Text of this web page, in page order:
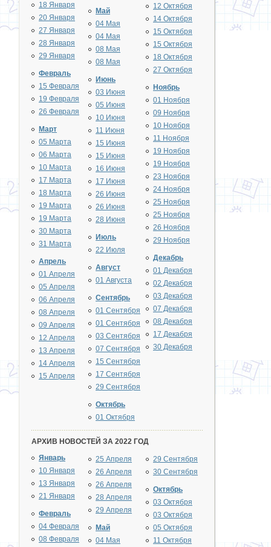
18 Января
20 Января
27 Января
28 Января
29 Января
Февраль
15 Февраля
19 Февраля
26 Февраля
Март
05 Марта
06 Марта
10 Марта
17 Марта
18 Марта
19 Марта
19 Марта
30 Марта
31 Марта
Апрель
01 Апреля
05 Апреля
06 Апреля
08 Апреля
09 Апреля
12 Апреля
13 Апреля
14 Апреля
15 Апреля
Май
04 Мая
04 Мая
08 Мая
08 Мая
Июнь
03 Июня
05 Июня
10 Июня
11 Июня
15 Июня
15 Июня
16 Июня
17 Июня
26 Июня
26 Июня
28 Июня
Июль
22 Июля
Август
01 Августа
Сентябрь
01 Сентября
01 Сентября
03 Сентября
07 Сентября
15 Сентября
17 Сентября
29 Сентября
Октябрь
01 Октября
12 Октября
14 Октября
15 Октября
15 Октября
18 Октября
27 Октября
Ноябрь
01 Ноября
09 Ноября
10 Ноября
11 Ноября
19 Ноября
19 Ноября
23 Ноября
24 Ноября
25 Ноября
25 Ноября
26 Ноября
29 Ноября
Декабрь
01 Декабря
02 Декабря
03 Декабря
07 Декабря
08 Декабря
17 Декабря
30 Декабря
АРХИВ НОВОСТЕЙ ЗА 2022 ГОД
Январь
10 Января
13 Января
21 Января
Февраль
04 Февраля
08 Февраля
25 Апреля
26 Апреля
26 Апреля
28 Апреля
29 Апреля
Май
04 Мая
29 Сентября
30 Сентября
Октябрь
03 Октября
03 Октября
05 Октября
11 Октября